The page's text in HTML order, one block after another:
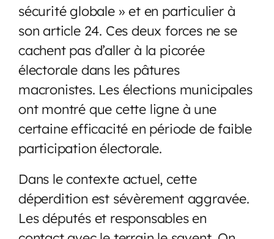
sécurité globale » et en particulier à
son article 24. Ces deux forces ne se
cachent pas d’aller à la picorée
électorale dans les pâtures
macronistes. Les élections municipales
ont montré que cette ligne à une
certaine efficacité en période de faible
participation électorale.
Dans le contexte actuel, cette
déperdition est sévèrement aggravée.
Les députés et responsables en